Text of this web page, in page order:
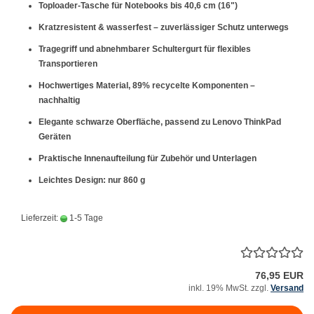
Toploader-Tasche für Notebooks bis 40,6 cm (16")
Kratzresistent & wasserfest – zuverlässiger Schutz unterwegs
Tragegriff und abnehmbarer Schultergurt für flexibles
Transportieren
Hochwertiges Material, 89% recycelte Komponenten –
nachhaltig
Elegante schwarze Oberfläche, passend zu Lenovo ThinkPad
Geräten
Praktische Innenaufteilung für Zubehör und Unterlagen
Leichtes Design: nur 860 g
Lieferzeit: 1-5 Tage
76,95 EUR
inkl. 19% MwSt. zzgl. Versand